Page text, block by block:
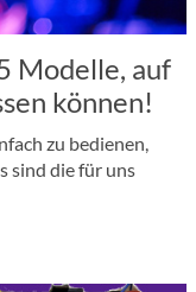
Modelle, auf
können!
zu bedienen,
sind die für uns